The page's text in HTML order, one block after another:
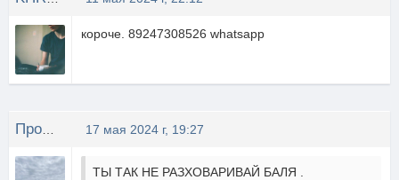
короче. 89247308526 whatsapp
17 мая 2024 г, 19:27
ТЫ ТАК НЕ РАЗХОВАРИВАЙ БАЛЯ .